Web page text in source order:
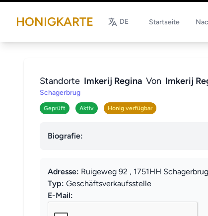
HONIGKARTE DE Startseite
Standorte Imkerij Regina Von Imkerij
Schagerbrug
Geprüft Aktiv Honig verfügbar
Biografie:
Adresse: Ruigeweg 92 , 1751HH Schagerbrug
Typ: Geschäftsverkaufsstelle
E-Mail: